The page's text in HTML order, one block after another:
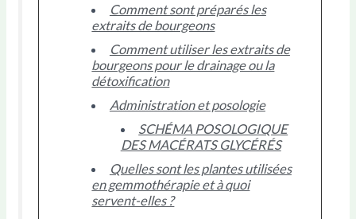
Comment sont préparés les
extraits de bourgeons
Comment utiliser les extraits de
bourgeons pour le drainage ou la
détoxification
Administration et posologie
SCHÉMA POSOLOGIQUE
DES MACÉRATS GLYCÉRÉS
Quelles sont les plantes utilisées
en gemmothérapie et à quoi
servent-elles ?